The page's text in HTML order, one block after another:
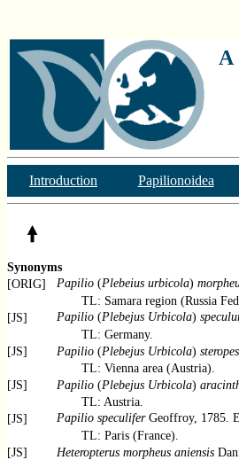
A
Introduction Papilionoidea
Synonyms
[ORIG]
Papilio (Plebeius urbicola)
TL: Samara region (Russia
[JS]
Papilio (Plebejus Urbicola)
TL: Germany.
[JS]
Papilio (Plebejus Urbicola) steropes
TL: Vienna area (Austria).
[JS]
Papilio (Plebejus Urbicola)
TL: Austria.
[JS]
Papilio speculiferGeoffroy, 1785.
TL: Paris (France).
[JS]
Heteropterus morpheus aniensis